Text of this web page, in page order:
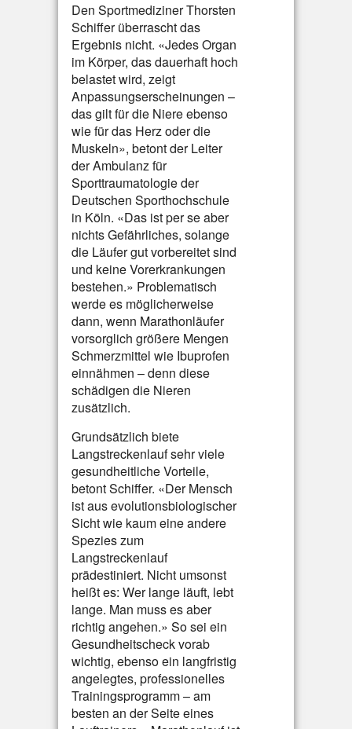
Den Sportmediziner Thorsten
Schiffer überrascht das
Ergebnis nicht. «Jedes Organ
im Körper, das dauerhaft hoch
belastet wird, zeigt
Anpassungserscheinungen –
das gilt für die Niere ebenso
wie für das Herz oder die
Muskeln», betont der Leiter
der Ambulanz für
Sporttraumatologie der
Deutschen Sporthochschule
in Köln. «Das ist per se aber
nichts Gefährliches, solange
die Läufer gut vorbereitet sind
und keine Vorerkrankungen
bestehen.» Problematisch
werde es möglicherweise
dann, wenn Marathonläufer
vorsorglich größere Mengen
Schmerzmittel wie Ibuprofen
einnähmen – denn diese
schädigen die Nieren
zusätzlich.
Grundsätzlich biete
Langstreckenlauf sehr viele
gesundheitliche Vorteile,
betont Schiffer. «Der Mensch
ist aus evolutionsbiologischer
Sicht wie kaum eine andere
Spezies zum
Langstreckenlauf
prädestiniert. Nicht umsonst
heißt es: Wer lange läuft, lebt
lange. Man muss es aber
richtig angehen.» So sei ein
Gesundheitscheck vorab
wichtig, ebenso ein langfristig
angelegtes, professionelles
Trainingsprogramm – am
besten an der Seite eines